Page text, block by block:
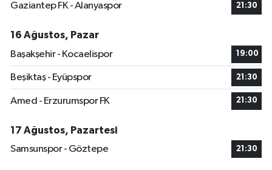
Gaziantep FK - Alanyaspor 21:30
16 Ağustos, Pazar
Başakşehir - Kocaelispor
19:00
Beşiktaş - Eyüpspor 21:30
Amed - Erzurumspor FK 21:30
17 Ağustos, Pazartesi
Samsunspor - Göztepe
21:30